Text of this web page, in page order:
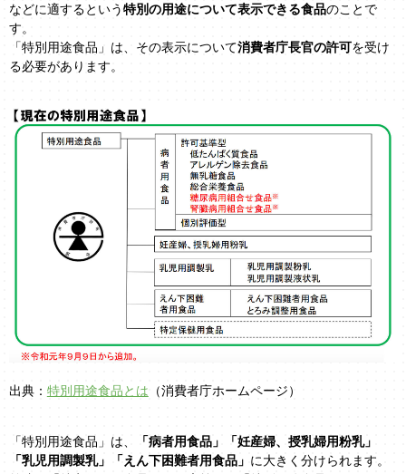
などに適するという特別の用途について表示できる食品のことで
す。
「特別用途食品」は、その表示について消費者庁長官の許可を受け
る必要があります。
出典： 特別用途食品とは （消費者庁ホームページ）
「特別用途食品」は、
「病者用食品」「妊産婦、授乳婦用粉乳」
「乳児用調製乳」「えん下困難者用食品」 に大きく分けられます。